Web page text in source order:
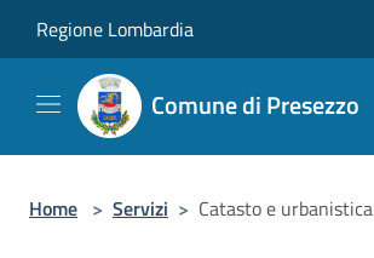
Regione Lombardia
Comune di Presezzo
Home > Servizi > Catasto e urbanistica